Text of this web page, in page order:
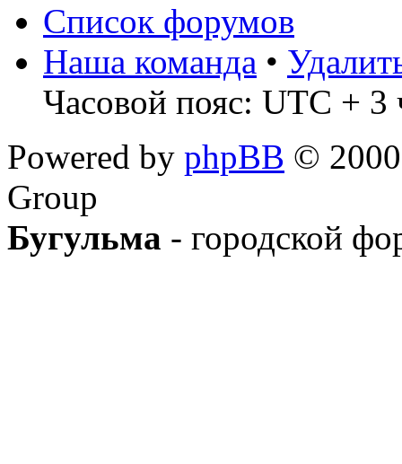
Список форумов
Наша команда •
Часовой пояс: UTC + 3
Powered by phpBB ©
Group
Бугульма - городской